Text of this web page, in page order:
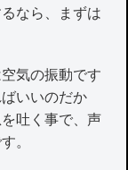
なら、まずは
気の振動です
いいのだか
吐く事で、声
。